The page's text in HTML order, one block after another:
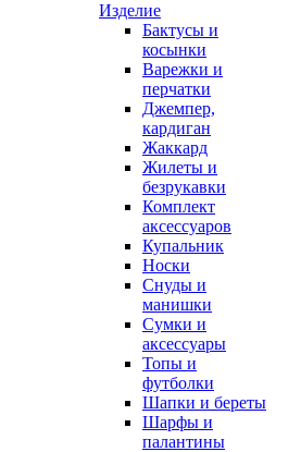
Изделие
Бактусы и
косынки
Варежки и
перчатки
Джемпер,
кардиган
Жаккард
Жилеты и
безрукавки
Комплект
аксессуаров
Купальник
Носки
Снуды и
манишки
Сумки и
аксессуары
Топы и
футболки
Шапки и береты
Шарфы и
палантины